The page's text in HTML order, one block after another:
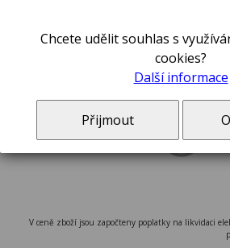
Šroubovák
V ceně zboží jsou započteny poplatky na likvidaci
Chcete udělit souhlas s
cookies?
Další informace
Přijmout